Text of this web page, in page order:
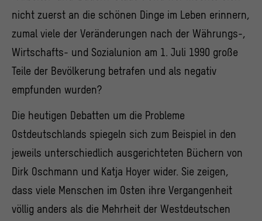
nicht zuerst an die schönen Dinge im Leben erinnern,
zumal viele der Veränderungen nach der Währungs-,
Wirtschafts- und Sozialunion am 1. Juli 1990 große
Teile der Bevölkerung betrafen und als negativ
empfunden wurden?
Die heutigen Debatten um die Probleme
Ostdeutschlands spiegeln sich zum Beispiel in den
jeweils unterschiedlich ausgerichteten Büchern von
Dirk Oschmann und Katja Hoyer wider. Sie zeigen,
dass viele Menschen im Osten ihre Vergangenheit
völlig anders als die Mehrheit der Westdeutschen